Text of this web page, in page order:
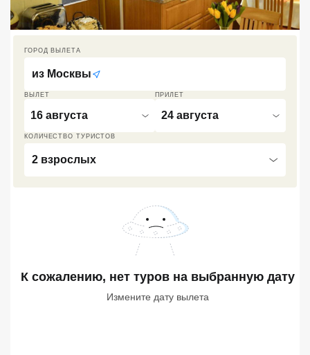
ВЫЛЕТ
16 августа
ПРИЛЕТ
24 августа
КОЛИЧЕСТВО ТУРИСТОВ
2 взрослых
ГОРОД ВЫЛЕТА
из Москвы
К сожалению, нет туров на выбранную дату
Измените дату вылета
Экскурсионные туры
Сетевые отели Турции